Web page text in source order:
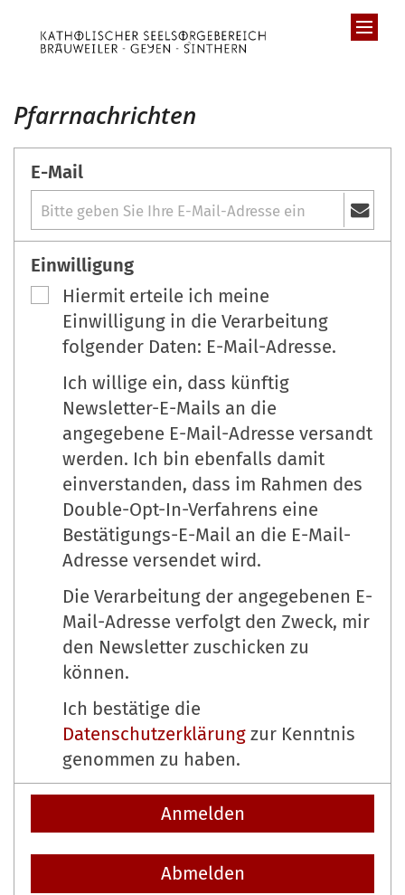
Pfarrnachrichten
E-Mail
Einwilligung
Hiermit erteile ich meine
Einwilligung in die Verarbeitung
folgender Daten: E-Mail-Adresse.
Ich willige ein, dass künftig
Newsletter-E-Mails an die
angegebene E-Mail-Adresse versandt
werden. Ich bin ebenfalls damit
einverstanden, dass im Rahmen des
Double-Opt-In-Verfahrens eine
Bestätigungs-E-Mail an die E-Mail-
Adresse versendet wird.
Die Verarbeitung der angegebenen E-
Mail-Adresse verfolgt den Zweck, mir
den Newsletter zuschicken zu
können.
Ich bestätige die
Datenschutzerklärung zur Kenntnis
genommen zu haben.
Anmelden
Abmelden